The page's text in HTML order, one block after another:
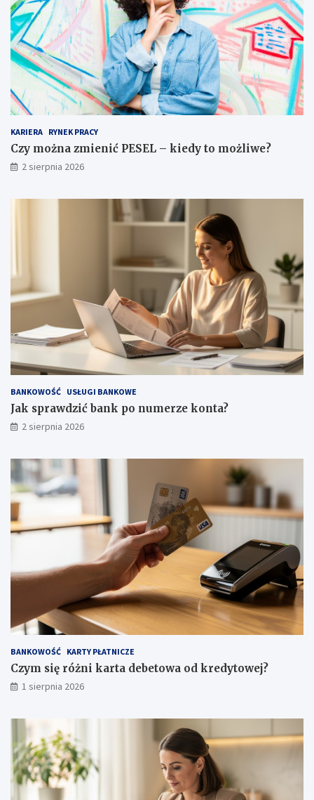
KARIERA RYNEK PRACY
Czy można zmienić PESEL – kiedy to możliwe?
2 sierpnia 2026
BANKOWOŚĆ USŁUGI BANKOWE
Jak sprawdzić bank po numerze konta?
2 sierpnia 2026
BANKOWOŚĆ KARTY PŁATNICZE
Czym się różni karta debetowa od kredytowej?
1 sierpnia 2026